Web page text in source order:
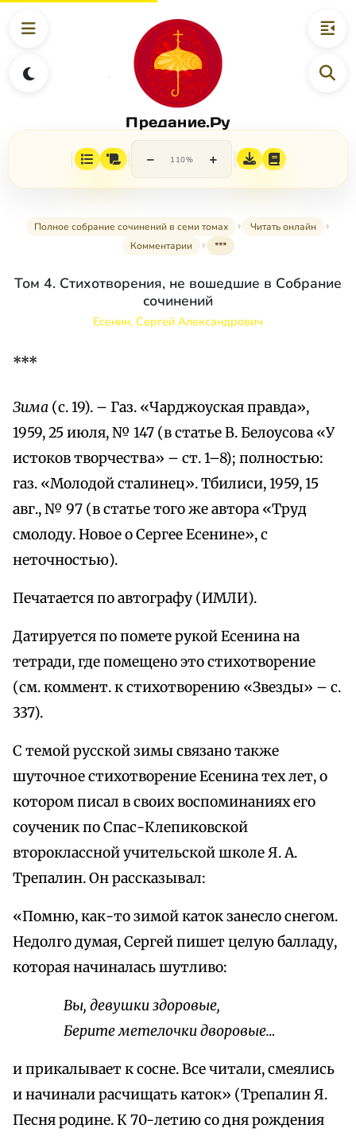
Предание.Ру
− 110% +
Полное собрание сочинений в семи томах
Читать онлайн
Комментарии
***
Том 4. Стихотворения, не вошедшие в Собрание
сочинений
Есенин, Сергей Александрович
***
Зима (с. 19). – Газ. «Чарджоуская правда»,
1959, 25 июля, № 147 (в статье В. Белоусова «У
истоков творчества» – ст. 1–8); полностью:
газ. «Молодой сталинец». Тбилиси, 1959, 15
авг., № 97 (в статье того же автора «Труд
смолоду. Новое о Сергее Есенине», с
неточностью).
Печатается по автографу (ИМЛИ).
Датируется по помете рукой Есенина на
тетради, где помещено это стихотворение
(см. коммент. к стихотворению «Звезды» – с.
337).
С темой русской зимы связано также
шуточное стихотворение Есенина тех лет, о
котором писал в своих воспоминаниях его
соученик по Спас-Клепиковской
второклассной учительской школе Я. А.
Трепалин. Он рассказывал:
«Помню, как-то зимой каток занесло снегом.
Недолго думая, Сергей пишет целую балладу,
которая начиналась шутливо:
Вы, девушки здоровые,
Берите метелочки дворовые…
и прикалывает к сосне. Все читали, смеялись
и начинали расчищать каток» (Трепалин Я.
Песня родине. К 70-летию со дня рождения